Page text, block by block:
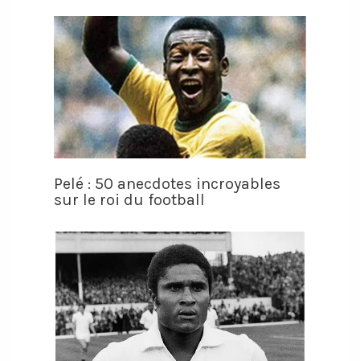
Pelé : 50 anecdotes incroyables
sur le roi du football